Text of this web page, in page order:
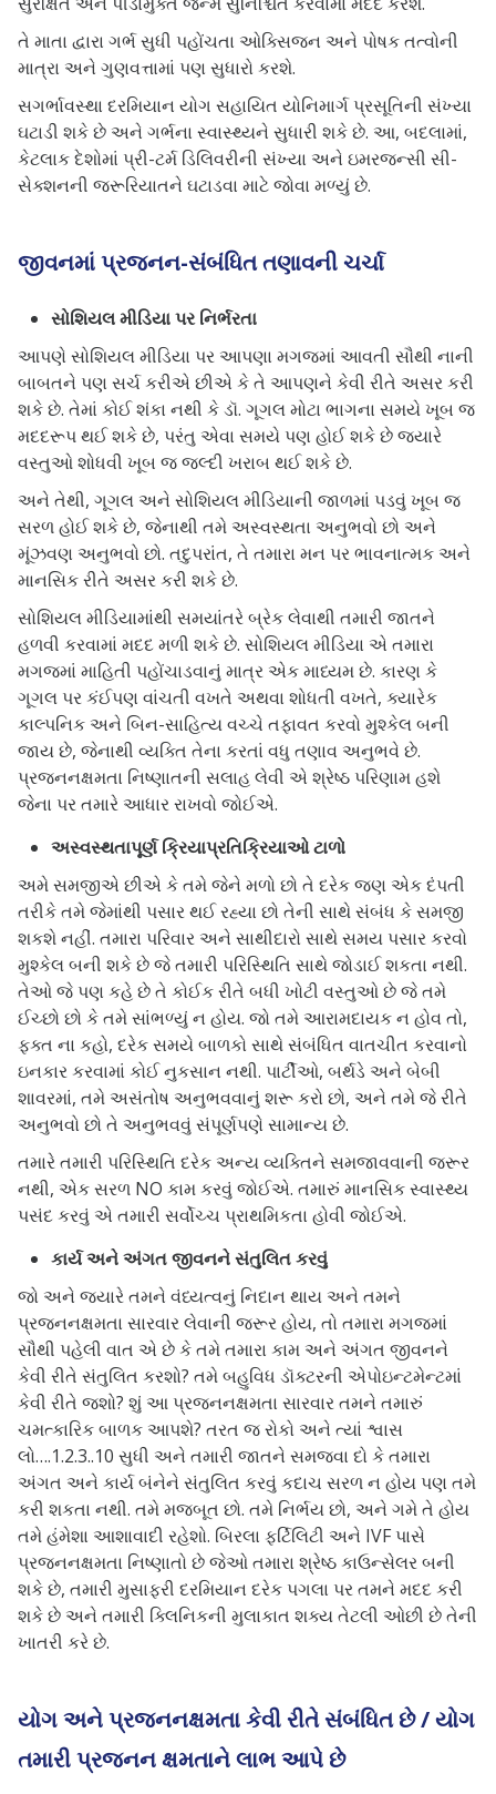
તે માતા દ્વારા ગર્ભ સુધી પહોંચતા ઓક્સિજન અને પોષક તત્વોની
માત્રા અને ગુણવત્તામાં પણ સુધારો કરશે.
સગર્ભાવસ્થા દરમિયાન યોગ સહાયિત યોનિમાર્ગ પ્રસૂતિની સંખ્યા
ઘટાડી શકે છે અને ગર્ભના સ્વાસ્થ્યને સુધારી શકે છે. આ, બદલામાં,
કેટલાક દેશોમાં પ્રી-ટર્મ ડિલિવરીની સંખ્યા અને ઇમરજન્સી સી-
સેક્શનની જરૂરિયાતને ઘટાડવા માટે જોવા મળ્યું છે.
જીવનમાં પ્રજનન-સંબંધિત તણાવની ચર્ચા
સોશિયલ મીડિયા પર નિર્ભરતા
આપણે સોશિયલ મીડિયા પર આપણા મગજમાં આવતી સૌથી નાની
બાબતને પણ સર્ચ કરીએ છીએ કે તે આપણને કેવી રીતે અસર કરી
શકે છે. તેમાં કોઈ શંકા નથી કે ડૉ. ગૂગલ મોટા ભાગના સમયે ખૂબ જ
મદદરૂપ થઈ શકે છે, પરંતુ એવા સમયે પણ હોઈ શકે છે જ્યારે
વસ્તુઓ શોધવી ખૂબ જ જલ્દી ખરાબ થઈ શકે છે.
અને તેથી, ગૂગલ અને સોશિયલ મીડિયાની જાળમાં પડવું ખૂબ જ
સરળ હોઈ શકે છે, જેનાથી તમે અસ્વસ્થતા અનુભવો છો અને
મૂંઝવણ અનુભવો છો. તદુપરાંત, તે તમારા મન પર ભાવનાત્મક અને
માનસિક રીતે અસર કરી શકે છે.
સોશિયલ મીડિયામાંથી સમયાંતરે બ્રેક લેવાથી તમારી જાતને
હળવી કરવામાં મદદ મળી શકે છે. સોશિયલ મીડિયા એ તમારા
મગજમાં માહિતી પહોંચાડવાનું માત્ર એક માધ્યમ છે. કારણ કે
ગૂગલ પર કંઈપણ વાંચતી વખતે અથવા શોધતી વખતે, ક્યારેક
કાલ્પનિક અને બિન-સાહિત્ય વચ્ચે તફાવત કરવો મુશ્કેલ બની
જાય છે, જેનાથી વ્યક્તિ તેના કરતાં વધુ તણાવ અનુભવે છે.
પ્રજનનક્ષમતા નિષ્ણાતની સલાહ લેવી એ શ્રેષ્ઠ પરિણામ હશે
જેના પર તમારે આધાર રાખવો જોઈએ.
અસ્વસ્થતાપૂર્ણ ક્રિયાપ્રતિક્રિયાઓ ટાળો
અમે સમજીએ છીએ કે તમે જેને મળો છો તે દરેક જણ એક દંપતી
તરીકે તમે જેમાંથી પસાર થઈ રહ્યા છો તેની સાથે સંબંધ કે સમજી
શકશે નહીં. તમારા પરિવાર અને સાથીદારો સાથે સમય પસાર કરવો
મુશ્કેલ બની શકે છે જે તમારી પરિસ્થિતિ સાથે જોડાઈ શકતા નથી.
તેઓ જે પણ કહે છે તે કોઈક રીતે બધી ખોટી વસ્તુઓ છે જે તમે
ઈચ્છો છો કે તમે સાંભળ્યું ન હોય. જો તમે આરામદાયક ન હોવ તો,
ફક્ત ના કહો, દરેક સમયે બાળકો સાથે સંબંધિત વાતચીત કરવાનો
ઇનકાર કરવામાં કોઈ નુકસાન નથી. પાર્ટીઓ, બર્થડે અને બેબી
શાવરમાં, તમે અસંતોષ અનુભવવાનું શરૂ કરો છો, અને તમે જે રીતે
અનુભવો છો તે અનુભવવું સંપૂર્ણપણે સામાન્ય છે.
તમારે તમારી પરિસ્થિતિ દરેક અન્ય વ્યક્તિને સમજાવવાની જરૂર
નથી, એક સરળ NO કામ કરવું જોઈએ. તમારું માનસિક સ્વાસ્થ્ય
પસંદ કરવું એ તમારી સર્વોચ્ચ પ્રાથમિકતા હોવી જોઈએ.
કાર્ય અને અંગત જીવનને સંતુલિત કરવું
જો અને જ્યારે તમને વંધ્યત્વનું નિદાન થાય અને તમને
પ્રજનનક્ષમતા સારવાર લેવાની જરૂર હોય, તો તમારા મગજમાં
સૌથી પહેલી વાત એ છે કે તમે તમારા કામ અને અંગત જીવનને
કેવી રીતે સંતુલિત કરશો? તમે બહુવિધ ડૉક્ટરની એપોઇન્ટમેન્ટમાં
કેવી રીતે જશો? શું આ પ્રજનનક્ષમતા સારવાર તમને તમારું
ચમત્કારિક બાળક આપશે? તરત જ રોકો અને ત્યાં શ્વાસ
લો….1.2.3..10 સુધી અને તમારી જાતને સમજવા દો કે તમારા
અંગત અને કાર્ય બંનેને સંતુલિત કરવું કદાચ સરળ ન હોય પણ તમે
કરી શકતા નથી. તમે મજબૂત છો. તમે નિર્ભય છો, અને ગમે તે હોય
તમે હંમેશા આશાવાદી રહેશો. બિરલા ફર્ટિલિટી અને IVF પાસે
પ્રજનનક્ષમતા નિષ્ણાતો છે જેઓ તમારા શ્રેષ્ઠ કાઉન્સેલર બની
શકે છે, તમારી મુસાફરી દરમિયાન દરેક પગલા પર તમને મદદ કરી
શકે છે અને તમારી ક્લિનિકની મુલાકાત શક્ય તેટલી ઓછી છે તેની
ખાતરી કરે છે.
યોગ અને પ્રજનનક્ષમતા કેવી રીતે સંબંધિત છે / યોગ
તમારી પ્રજનન ક્ષમતાને લાભ આપે છે